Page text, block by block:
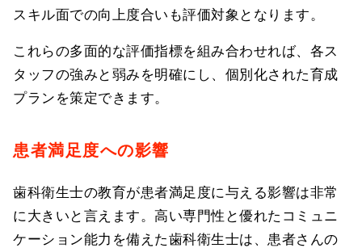
スキル面での向上度合いも評価対象となります。
これらの多面的な評価指標を組み合わせれば、各ス
タッフの強みと弱みを明確にし、個別化された育成
プランを策定できます。
患者満足度への影響
歯科衛生士の教育が患者満足度に与える影響は非常
に大きいと言えます。高い専門性と優れたコミュニ
ケーション能力を備えた歯科衛生士は、患者さんの